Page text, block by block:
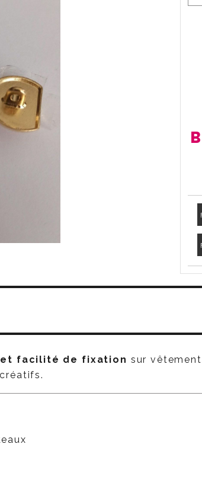
facilité de fixation sur